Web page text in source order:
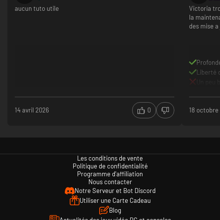
fan des Paradox
aucun tuto utile
14 avril 2026 0
Victoria
la
des mise
Liberté
18
Les conditions de vente
Politique de confidentialité
Programme d'affiliation
Nous contacter
Notre Serveur et Bot Discord
Utiliser une Carte Cadeau
Blog